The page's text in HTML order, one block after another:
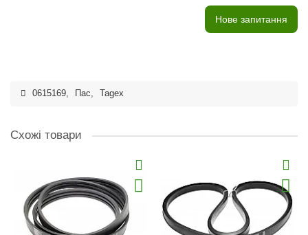
Нове запитання
0615169, Пас, Tagex
Схожі товари